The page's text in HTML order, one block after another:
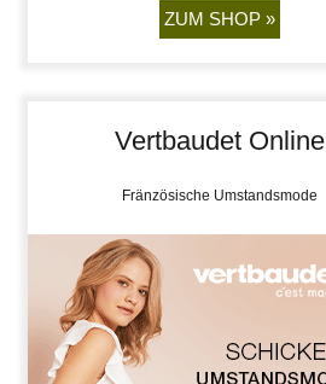
ZUM SHOP »
Vertbaudet Online
Fränzösische Umstandsmode